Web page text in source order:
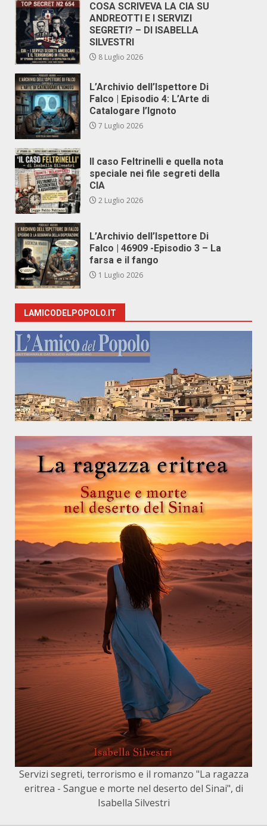
COSA SCRIVEVA LA CIA SU
ANDREOTTI E I SERVIZI
SEGRETI? – DI ISABELLA
SILVESTRI
8 Luglio 2026
L’Archivio dell’Ispettore Di
Falco | Episodio 4: L’Arte di
Catalogare l’Ignoto
7 Luglio 2026
Il caso Feltrinelli e quella nota
speciale nei file segreti della
CIA
2 Luglio 2026
L’Archivio dell’Ispettore Di
Falco | 46909 -Episodio 3 – La
farsa e il fango
1 Luglio 2026
LAMICODELPOPOLO.IT
Servizi segreti, terrorismo e il romanzo "La ragazza
eritrea - Sangue e morte nel deserto del Sinai", di
Isabella Silvestri